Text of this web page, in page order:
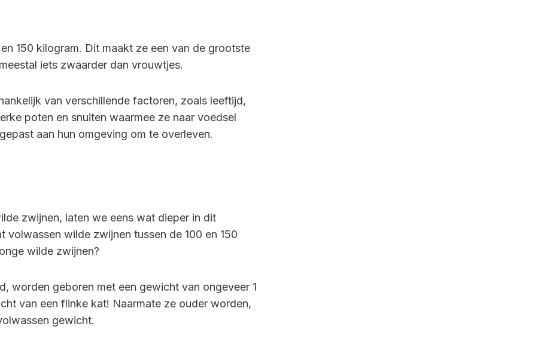
150 kilogram. Dit maakt ze een van de grootste
iets zwaarder dan vrouwtjes.
van verschillende factoren, zoals leeftijd,
poten en snuiten waarmee ze naar voedsel
aan hun omgeving om te overleven.
zwijnen, laten we eens wat dieper in dit
wilde zwijnen tussen de 100 en 150
wilde zwijnen?
worden geboren met een gewicht van ongeveer 1
van een flinke kat! Naarmate ze ouder worden,
gewicht.